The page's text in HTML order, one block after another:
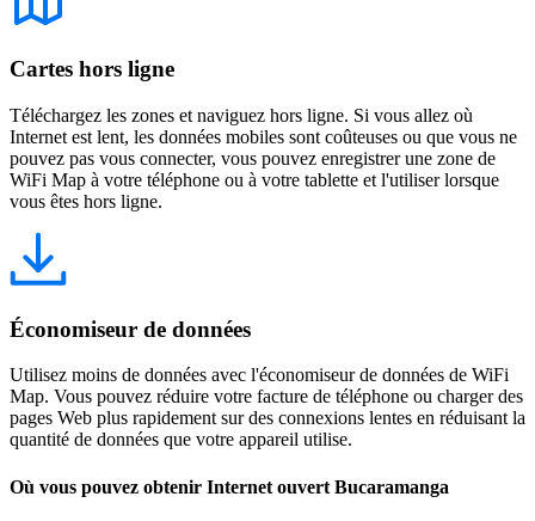
Cartes hors ligne
Téléchargez les zones et naviguez hors ligne. Si vous allez où
Internet est lent, les données mobiles sont coûteuses ou que vous ne
pouvez pas vous connecter, vous pouvez enregistrer une zone de
WiFi Map à votre téléphone ou à votre tablette et l'utiliser lorsque
vous êtes hors ligne.
Économiseur de données
Utilisez moins de données avec l'économiseur de données de WiFi
Map. Vous pouvez réduire votre facture de téléphone ou charger des
pages Web plus rapidement sur des connexions lentes en réduisant la
quantité de données que votre appareil utilise.
Où vous pouvez obtenir Internet ouvert Bucaramanga